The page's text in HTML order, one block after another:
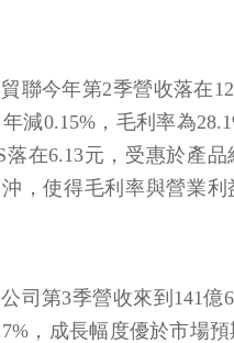
聯今年第2季營收落在
減0.15%，毛利率為
落在6.13元，受惠於產
，使得毛利率與營業利
司第3季營收來到141億
，成長幅度優於市場